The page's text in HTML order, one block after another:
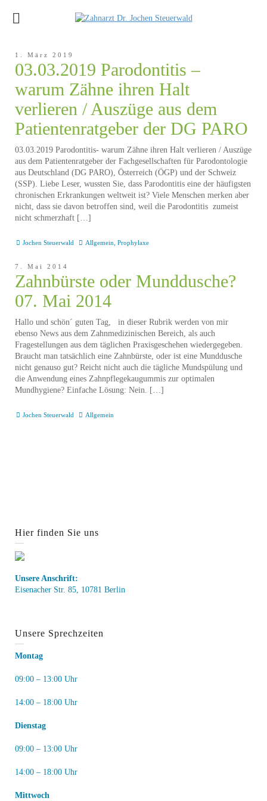
1. März 2019
03.03.2019 Parodontitis –
warum Zähne ihren Halt
verlieren / Auszüge aus dem
Patientenratgeber der DG PARO
03.03.2019 Parodontitis- warum Zähne ihren Halt verlieren / Auszüge
aus dem Patientenratgeber der Fachgesellschaften für Parodontologie
aus Deutschland (DG PARO), Österreich (ÖGP) und der Schweiz
(SSP). Liebe Leser, wussten Sie, dass Parodontitis eine der häufigsten
chronischen Erkrankungen weltweit ist? Viele Menschen merken aber
nicht, dass sie davon betroffen sind, weil die Parodontitis zumeist
nicht schmerzhaft […]
Jochen Steuerwald Allgemein ,Prophylaxe
7. Mai 2014
Zahnbürste oder Munddusche?
07. Mai 2014
Hallo und schön´ guten Tag, in dieser Rubrik werden von mir
ebenso News aus dem Zahnmedizinischen Bereich, als auch
Fragestellungen aus dem täglichen Praxisgeschehen wiedergegeben.
Braucht man tatsächlich eine Zahnbürste, oder ist eine Munddusche
nicht genauso gut? Reicht nicht auch die tägliche Mundspülung und
die Anwendung eines Zahnpflegekaugummis zur optimalen
Mundhygiene? Einfache Lösung: Nein. […]
Jochen Steuerwald Allgemein
Hier finden Sie uns
Unsere Anschrift:
Eisenacher Str. 85, 10781 Berlin
Unsere Sprechzeiten
Montag
09:00 – 13:00 Uhr
14:00 – 18:00 Uhr
Dienstag
09:00 – 13:00 Uhr
14:00 – 18:00 Uhr
Mittwoch